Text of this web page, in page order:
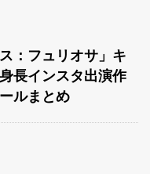
：フュリオサ」キ
長インスタ出演作
ルまとめ